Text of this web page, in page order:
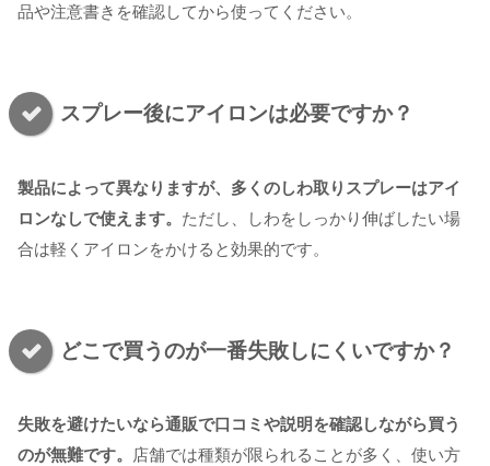
品や注意書きを確認してから使ってください。
スプレー後にアイロンは必要ですか？
製品によって異なりますが、多くのしわ取りスプレーはアイ
ロンなしで使えます。 ただし、しわをしっかり伸ばしたい場
合は軽くアイロンをかけると効果的です。
どこで買うのが一番失敗しにくいですか？
失敗を避けたいなら通販で口コミや説明を確認しながら買う
のが無難です。
店舗では種類が限られることが多く、使い方